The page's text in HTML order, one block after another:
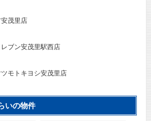
茂里店
ブン安茂里駅西店
モトキヨシ安茂里店
いの物件